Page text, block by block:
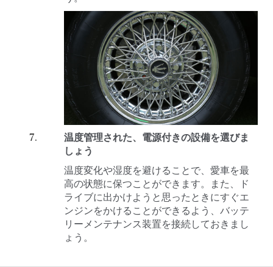
温度管理された、電源付きの設備を選びま
しょう
温度変化や湿度を避けることで、愛車を最
高の状態に保つことができます。また、ド
ライブに出かけようと思ったときにすぐエ
ンジンをかけることができるよう、バッテ
リーメンテナンス装置を接続しておきまし
ょう。